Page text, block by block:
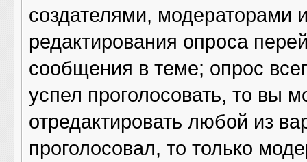
создателями, модераторами
редактирования опроса
сообщения в теме; опрос
успел проголосовать, то вы
отредактировать любой из
проголосовал, то только